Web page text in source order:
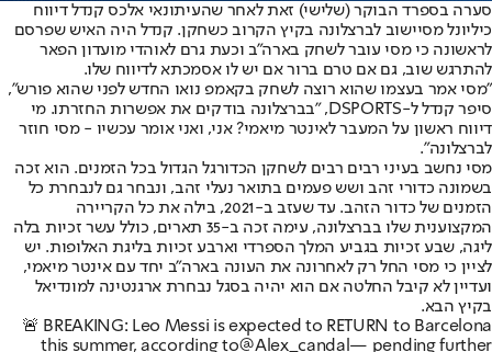
סערה בספרד הבוקר (שלישי) זאת לאחר שהעיתונאי אלכס קנדל דיווח
כיליונל מסיישוב לברצלונה בקיץ הקרוב כשחקן. קנדל היה האיש שפרסם
לראשונה כי מסי עובר לשחק בארה"ב וכעת גרם לאוהדי מועדון הפאר
להתרגש שוב, גם אם טרם ברור אם יש לו אסמכתא לדיווח שלו.
"מסי אמר בעצמו שהוא רוצה לשחק בקאמפ נואו החדש לפני שהוא פורש",
סיפר קנדל ל-DSPORTS, "בברצלונה בודקים את אפשרות החזרתו. מי
דיווח ראשון על המעבר לאינטר מיאמי? אני, ואני אומר עכשיו - מסי חוזר
לברצלונה".
מסי נחשב בעיני רבים רבים לשחקן הכדורגל הגדול בכל הזמנים. הוא זכה
בשמונה כדורי זהב ושש פעמים בתואר נעלי זהב, ונבחר גם לנבחרת כל
הזמנים של כדור הזהב. עד שעזב ב-2021, בילה את כל הקריירה
המקצוענית שלו בברצלונה, עימה זכה ב-35 תארים, כולל עשר זכיות בלה
ליגה, שבע זכיות בגביע המלך הספרדי וארבע זכיות בליגת האלופות. יש
לציין כי מסי החל רק לאחרונה את העונה בארה"ב יחד עם אינטר מיאמי,
ועדיין לא קיבל החלטה אם הוא יהיה בסגל נבחרת ארגנטינה למונדיאל
בקיץ הבא.
🚨 BREAKING: Leo Messi is expected to RETURN to Barcelona
this summer, according to@Alex_candal — pending further